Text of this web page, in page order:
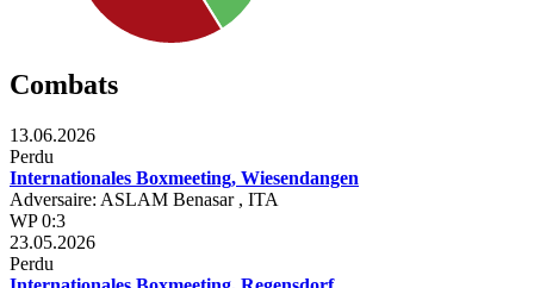
Combats
13.06.2026
Perdu
Internationales Boxmeeting, Wiesendangen
Adversaire: ASLAM Benasar , ITA
WP 0:3
23.05.2026
Perdu